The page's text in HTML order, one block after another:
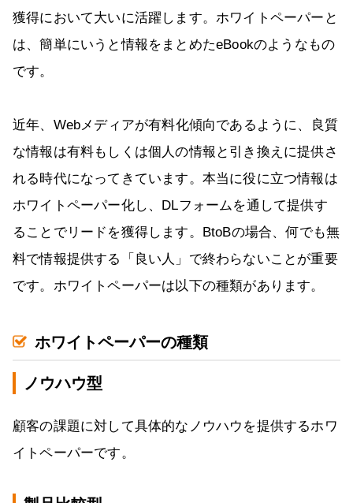
獲得において大いに活躍します。ホワイトペーパーと
は、簡単にいうと情報をまとめたeBookのようなもの
です。
近年、Webメディアが有料化傾向であるように、良質
な情報は有料もしくは個人の情報と引き換えに提供さ
れる時代になってきています。本当に役に立つ情報は
ホワイトペーパー化し、DLフォームを通して提供す
ることでリードを獲得します。BtoBの場合、何でも無
料で情報提供する「良い人」で終わらないことが重要
です。ホワイトペーパーは以下の種類があります。
ホワイトペーパーの種類
ノウハウ型
顧客の課題に対して具体的なノウハウを提供するホワ
イトペーパーです。